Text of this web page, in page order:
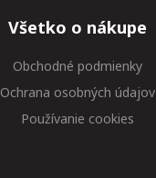
Všetko o nákupe
Obchodné podmienky
Ochrana osobných údajov
Používanie cookies